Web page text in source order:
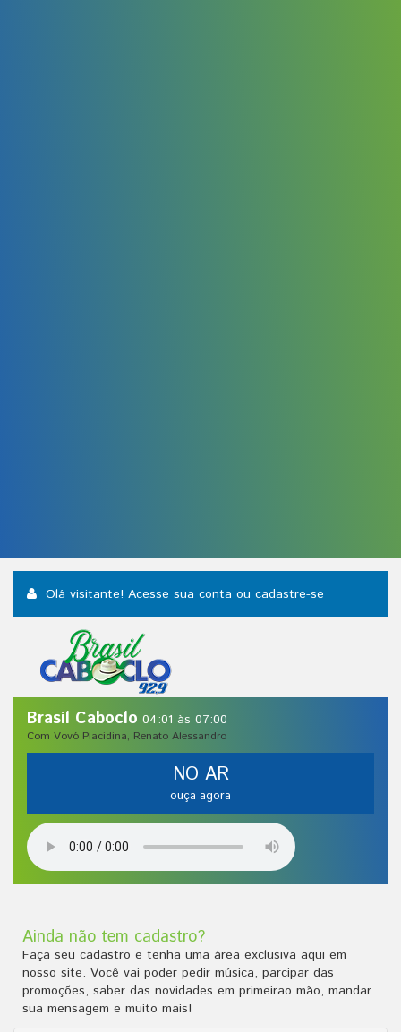
Olá visitante! Acesse sua conta ou cadastre-se
Brasil Caboclo 04:01 às 07:00
Com Vovó Placidina, Renato Alessandro
NO AR
ouça agora
Ainda não tem cadastro?
Faça seu cadastro e tenha uma àrea exclusiva aqui em
nosso site. Você vai poder pedir música, parcipar das
promoções, saber das novidades em primeirao mão, mandar
sua mensagem e muito mais!